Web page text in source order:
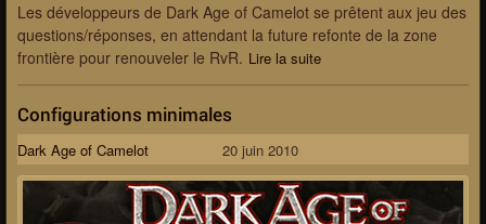
Les développeurs de Dark Age of Camelot se prêtent aux jeu des
questions/réponses, en attendant la future refonte de la zone
frontière pour renouveler le RvR. Lire la suite
Configurations minimales
Dark Age of Camelot 20 juin 2010